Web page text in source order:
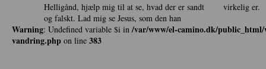
Helligånd, hjælp mig til at se, hvad der er sandt
og falskt. Lad mig se Jesus, som den han
virkelig er.
Warning: Undefined variable $i in/var/www/el-camino.dk/public_html/
vandring.phpon line 383